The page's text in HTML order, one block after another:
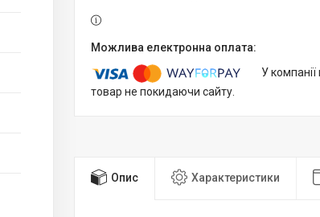
У
товар не покидаючи сайту.
Опис Характеристики